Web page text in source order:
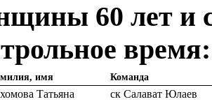
60 лет и
имя Команда
Татьяна
ск Салават Юлаев